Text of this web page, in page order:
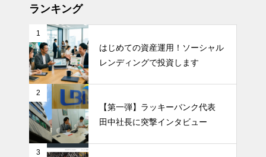
ランキング
1
はじめての資産運用！ソーシャル
レンディングで投資します
2
【第一弾】ラッキーバンク代表
田中社長に突撃インタビュー
3